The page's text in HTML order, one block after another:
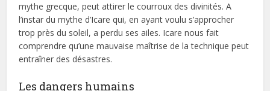
mythe grecque, peut attirer le courroux des divinités. A
l’instar du mythe d’Icare qui, en ayant voulu s’approcher
trop près du soleil, a perdu ses ailes. Icare nous fait
comprendre qu’une mauvaise maîtrise de la technique peut
entraîner des désastres.
Les dangers humains